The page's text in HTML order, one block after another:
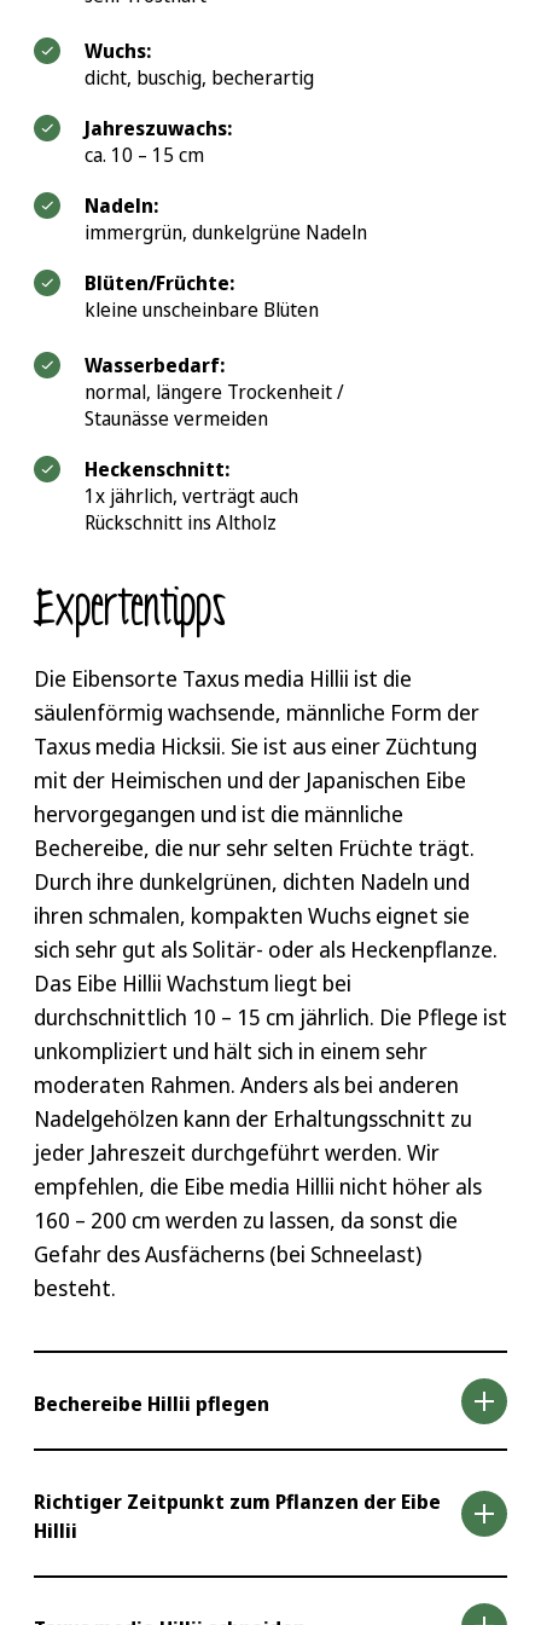
Wuchs:
dicht, buschig, becherartig
Jahreszuwachs:
ca. 10 – 15 cm
Nadeln:
immergrün, dunkelgrüne Nadeln
Blüten/Früchte:
kleine unscheinbare Blüten
Wasserbedarf:
normal, längere Trockenheit /
Staunässe vermeiden
Heckenschnitt:
1x jährlich, verträgt auch
Rückschnitt ins Altholz
Expertentipps
Die Eibensorte Taxus media Hillii ist die
säulenförmig wachsende, männliche Form der
Taxus media Hicksii. Sie ist aus einer Züchtung
mit der Heimischen und der Japanischen Eibe
hervorgegangen und ist die männliche
Bechereibe, die nur sehr selten Früchte trägt.
Durch ihre dunkelgrünen, dichten Nadeln und
ihren schmalen, kompakten Wuchs eignet sie
sich sehr gut als Solitär- oder als Heckenpflanze.
Das Eibe Hillii Wachstum liegt bei
durchschnittlich 10 – 15 cm jährlich. Die Pflege ist
unkompliziert und hält sich in einem sehr
moderaten Rahmen. Anders als bei anderen
Nadelgehölzen kann der Erhaltungsschnitt zu
jeder Jahreszeit durchgeführt werden. Wir
empfehlen, die Eibe media Hillii nicht höher als
160 – 200 cm werden zu lassen, da sonst die
Gefahr des Ausfächerns (bei Schneelast)
besteht.
Bechereibe Hillii pflegen
Die Bechereibe Hillii ist in der Regel eine sehr
robuste Pflanze, die zudem auch in der Pflege
Richtiger Zeitpunkt zum Pflanzen der Eibe
Hillii